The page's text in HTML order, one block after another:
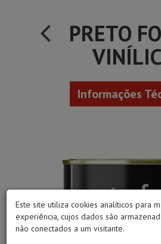
PRETO
Informações
Este site utiliza cookies analíticos para
experiência, cujos dados são
não conectados a um visitante.